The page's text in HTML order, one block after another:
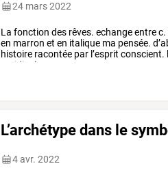
24 mars 2022
La fonction des rêves. echangeentrec.
en marron et en italique ma pensée.
histoire racontée par l’esprit conscient.
ridicules,
L’archétype dans le
4 avr. 2022